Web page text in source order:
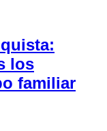
los
familiar